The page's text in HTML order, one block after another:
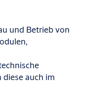
und Betrieb von
auch im